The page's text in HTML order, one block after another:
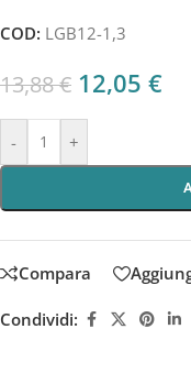
COD: LGB12-1,3
13,88€ 12,05 €
- +
Compara
Condividi: